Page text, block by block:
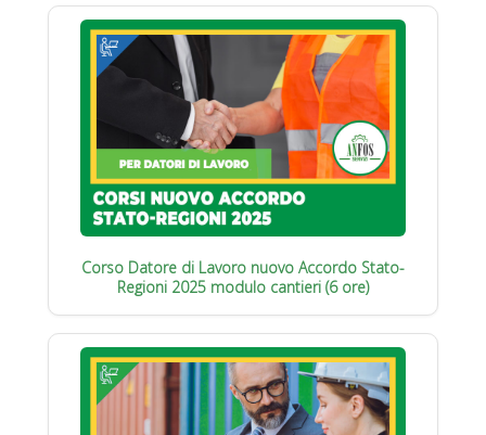
Corso Datore di Lavoro nuovo Accordo Stato-
Regioni 2025 modulo cantieri (6 ore)